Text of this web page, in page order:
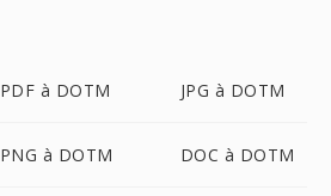
PDF à DOTM JPG à DOTM
PNG à DOTM DOC à DOTM